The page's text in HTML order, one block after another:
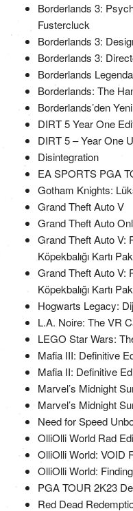
Borderlands 3:
Fustercluck
Borderlands 3:
Borderlands 3:
Borderlands
Borderlands: The
Borderlands’den
DIRT 5 Year One
DIRT 5 – Year One
Disintegration
EA SPORTS PGA
Gotham Knights:
Grand Theft Auto V
Grand Theft Auto
Grand Theft Auto V:
Köpekbalığı Kartı
Grand Theft Auto V:
Köpekbalığı Kartı
Hogwarts Legacy:
L.A. Noire: The VR
LEGO Star Wars:
Mafia III: Definitive
Mafia II: Definitive
Marvel’s Midnight
Marvel’s Midnight
Need for Speed
OlliOlli World Rad
OlliOlli World: VOID
OlliOlli World:
PGA TOUR 2K23
Red Dead